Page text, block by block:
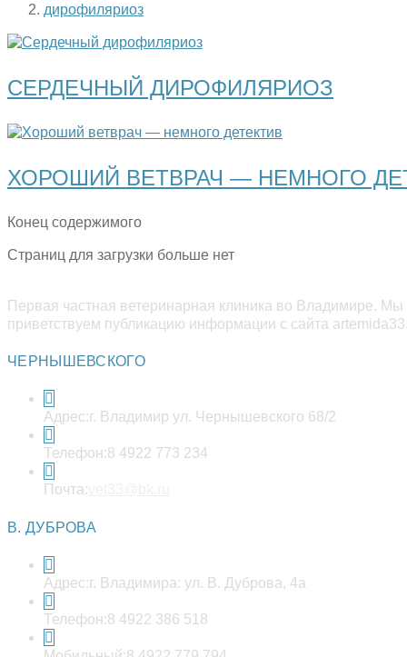
дирофиляриоз
СЕРДЕЧНЫЙ ДИРОФИЛЯРИОЗ
ХОРОШИЙ ВЕТВРАЧ — НЕМНОГО
Конец содержимого
Страниц для загрузки больше нет
Первая частная ветеринарная клиника во Владимире.
приветствуем публикацию информации с сайта
ЧЕРНЫШЕВСКОГО
Адрес:г. Владимир ул. Чернышевского 68/2
Телефон:8 4922 773 234
Почта:
В. ДУБРОВА
Адрес:г. Владимира: ул. В. Дуброва, 4а
Телефон:8 4922 386 518